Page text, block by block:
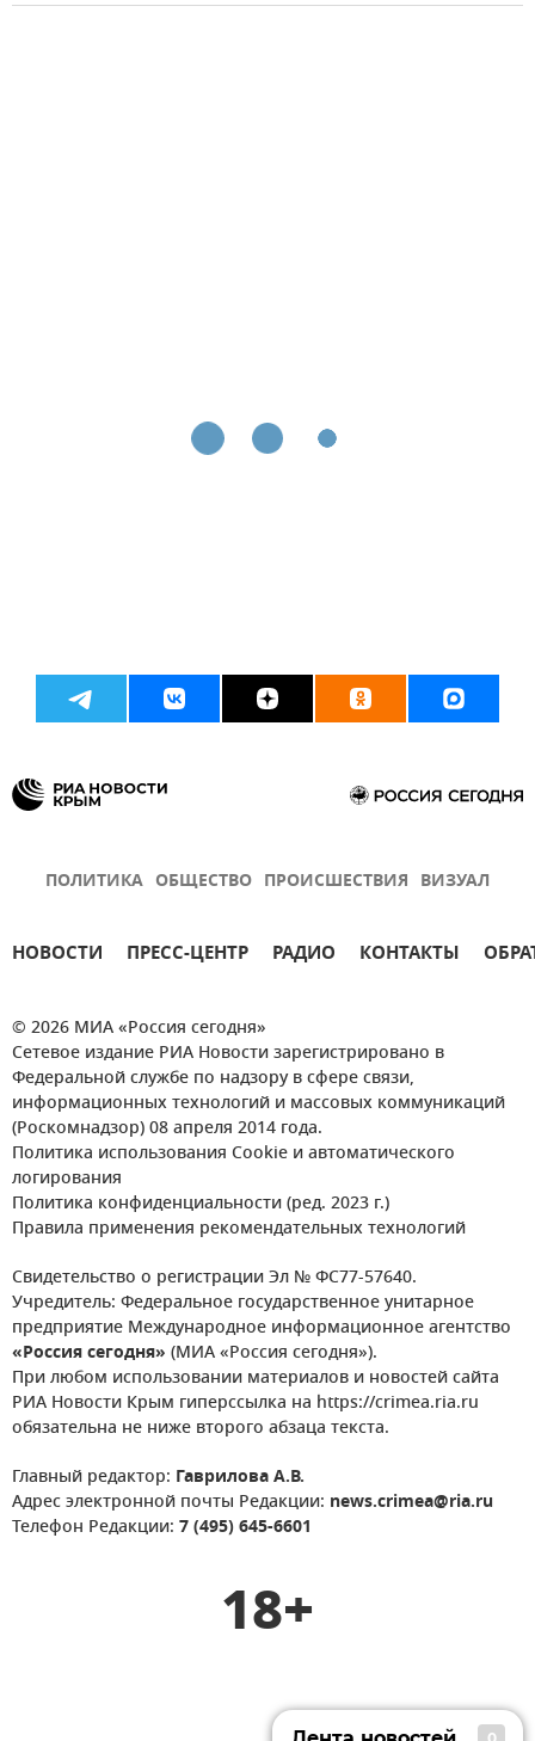
ПОЛИТИКА ОБЩЕСТВО ПРОИСШЕСТВИЯ ВИЗУАЛ
НОВОСТИ ПРЕСС-ЦЕНТР РАДИО КОНТАКТЫ
© 2026 МИА «Россия сегодня»
Сетевое издание РИА Новости зарегистрировано в
Федеральной службе по надзору в сфере связи,
информационных технологий и массовых коммуникаций
(Роскомнадзор) 08 апреля 2014 года.
Политика использования Cookie и автоматического
логирования
Политика конфиденциальности (ред. 2023 г.)
Правила применения рекомендательных технологий
Свидетельство о регистрации Эл № ФС77-57640.
Учредитель: Федеральное государственное унитарное
предприятие Международное информационное агентство
«Россия сегодня» (МИА «Россия сегодня»).
При любом использовании материалов и новостей сайта
РИА Новости Крым гиперссылка на https://crimea.ria.ru
обязательна не ниже второго абзаца текста.
Главный редактор: Гаврилова А.В.
Адрес электронной почты Редакции: news.crimea@ria.ru
Телефон Редакции: 7 (495) 645-6601
18+